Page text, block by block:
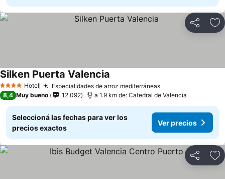
Compartir
4 EstrellasHotel Especialidades de arroz mediterráneasVer precios
Silken Puerta Valencia
8,4 Muy bueno 12.092 a 1.9 km de: Catedral de Valencia
Seleccioná las fechas para ver los
precios exactos
Ver precios
Compartir